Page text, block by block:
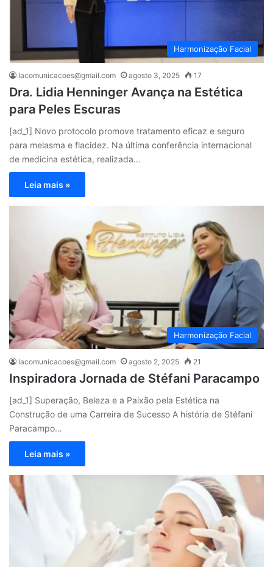
Harmonização Facial
lacomunicacoes@gmail.com agosto 3, 2025 17
Dra. Lidia Henninger Avança na Estética
para Peles Escuras
[ad_1] Novo protocolo promove tratamento eficaz e seguro
para melasma e flacidez. Na última conferência internacional
de medicina estética, realizada…
Leia mais »
Harmonização Facial
lacomunicacoes@gmail.com agosto 2, 2025 21
Inspiradora Jornada de Stéfani Paracampo
[ad_1] Superação, Beleza e a Paixão pela Estética na
Construção de uma Carreira de Sucesso A história de Stéfani
Paracampo…
Leia mais »